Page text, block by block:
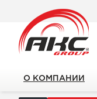
О КОМПАНИИ